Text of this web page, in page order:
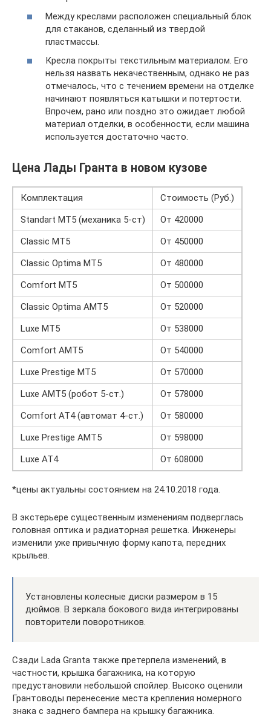
Между креслами расположен специальный блок
для стаканов, сделанный из твердой
пластмассы.
Кресла покрыты текстильным материалом. Его
нельзя назвать некачественным, однако не раз
отмечалось, что с течением времени на отделке
начинают появляться катышки и потертости.
Впрочем, рано или поздно это ожидает любой
материал отделки, в особенности, если машина
используется достаточно часто.
Цена Лады Гранта в новом кузове
Комплектация
Стоимость (Руб.)
Standart MT5 (механика 5-ст)
От 420000
Classic MT5
От 450000
Classic Optima MT5
От 480000
Comfort MT5
От 500000
Classic Optima AMT5
От 520000
Luxe MT5
От 538000
Comfort AMT5
От 540000
Luxe Prestige MT5
От 570000
Luxe AMT5 (робот 5-ст.)
От 578000
Comfort AT4 (автомат 4-ст.)
От 580000
Luxe Prestige AMT5
От 598000
Luxe AT4
От 608000
*цены актуальны состоянием на 24.10.2018 года.
В экстерьере существенным изменениям подверглась
головная оптика и радиаторная решетка. Инженеры
изменили уже привычную форму капота, передних
крыльев.
Установлены колесные диски размером в 15
дюймов. В зеркала бокового вида интегрированы
повторители поворотников.
Сзади Lada Granta также претерпела изменений, в
частности, крышка багажника, на которую
предустановили небольшой спойлер. Высоко оценили
Грантоводы перенесение места крепления номерного
знака с заднего бампера на крышку багажника.